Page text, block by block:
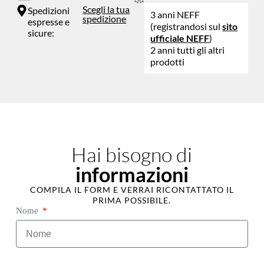
Spedizioni
espresse e
sicure:
Scegli la tua
spedizione
3 anni NEFF
(registrandosi sulsito
ufficiale NEFF)
2 anni tutti gli altri
prodotti
Hai bisogno di
informazioni
COMPILA IL FORM E VERRAI RICONTATTATO IL
PRIMA POSSIBILE.
Nome